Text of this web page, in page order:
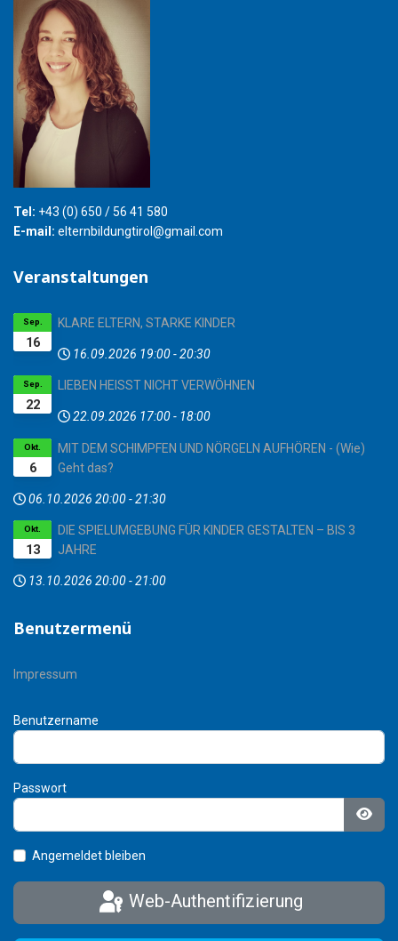
Tel: +43 (0) 650 / 56 41 580
E-mail: elternbildungtirol@gmail.com
Veranstaltungen
16
Sep. KLARE ELTERN, STARKE KINDER
16.09.2026 19:00-20:30
22
Sep. LIEBEN HEISST NICHT VERWÖHNEN
22.09.2026 17:00- 18:00
6
Okt.
MIT DEM SCHIMPFEN UND NÖRGELN AUFHÖREN - (Wie)
Geht das?
06.10.2026 20:00-21:30
13
Okt.
DIE SPIELUMGEBUNG FÜR KINDER GESTALTEN – BIS 3
JAHRE
13.10.2026 20:00-21:00
Benutzermenü
Impressum
Benutzername
Passwort
Angemeldet bleiben
Web-Authentifizierung